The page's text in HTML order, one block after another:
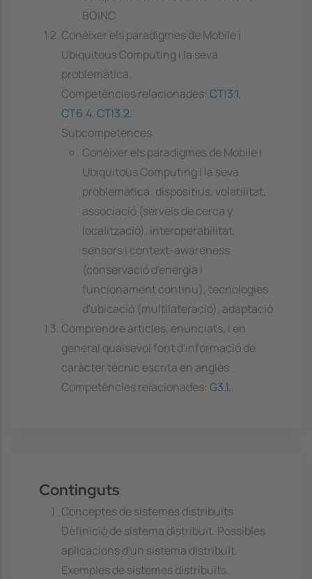
BOINC
Conèixer els paradigmes de Mobile i
Ubiquitous Computing i la seva
problemàtica.
Competències relacionades: CTI3.1,
CT6.4, CTI3.2,
Subcompetences
Conèixer els paradigmes de Mobile i
Ubiquitous Computing i la seva
problemàtica: dispositius, volatilitat,
associació (serveis de cerca y
localització), interoperabilitat,
sensors i context-awareness
(conservació d'energia i
funcionament continu), tecnologies
d'ubicació (multilateració), adaptació
Comprendre articles, enunciats, i en
general qualsevol font d'informació de
caràcter tècnic escrita en anglès
Competències relacionades: G3.1,
Continguts
Conceptes de sistemes distribuïts
Definició de sistema distribuït. Possibles
aplicacions d'un sistema distribuït.
Exemples de sistemes distribuïts.